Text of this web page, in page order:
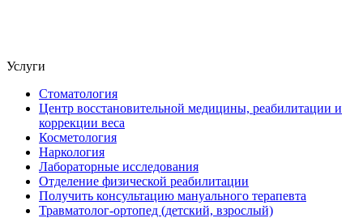
Услуги
Стоматология
Центр восстановительной медицины, реабилитации и
коррекции веса
Косметология
Наркология
Лабораторные исследования
Отделение физической реабилитации
Получить консультацию мануального терапевта
Травматолог-ортопед (детский, взрослый)